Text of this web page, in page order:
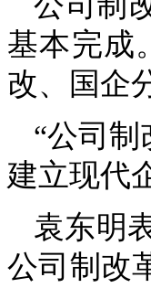
基本完成
改、国企
“公司
建立现代
袁东明
公司制改